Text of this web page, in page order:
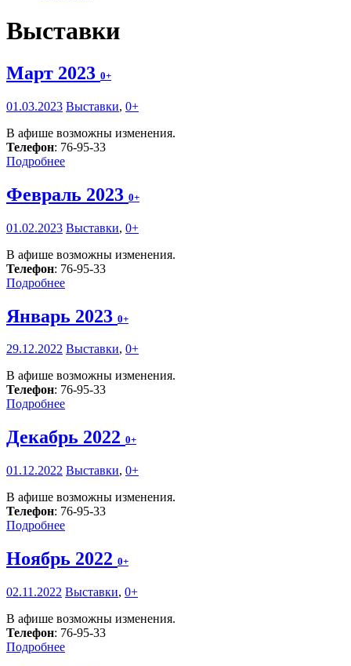
Выставки
Март 2023 0+
01.03.2023 Выставки, 0+
В афише возможны изменения.
Телефон: 76-95-33
Подробнее
Февраль 2023 0+
01.02.2023 Выставки, 0+
В афише возможны изменения.
Телефон: 76-95-33
Подробнее
Январь 2023 0+
29.12.2022 Выставки, 0+
В афише возможны изменения.
Телефон: 76-95-33
Подробнее
Декабрь 2022 0+
01.12.2022 Выставки, 0+
В афише возможны изменения.
Телефон: 76-95-33
Подробнее
Ноябрь 2022 0+
02.11.2022 Выставки, 0+
В афише возможны изменения.
Телефон: 76-95-33
Подробнее